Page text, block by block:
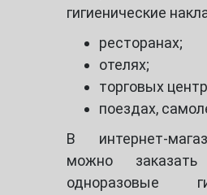
гигиенические
ресторанах;
отелях;
торговых
поездах,
В интернет-
можно
одноразовые